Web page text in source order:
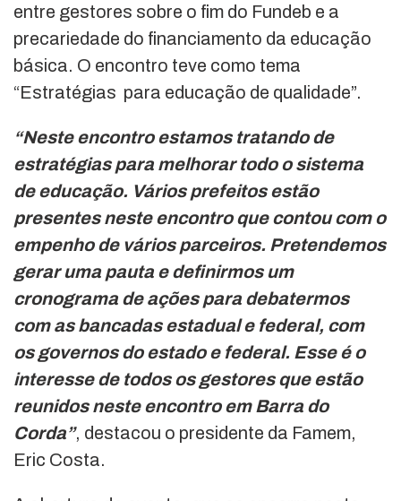
entre gestores sobre o fim do Fundeb e a
precariedade do financiamento da educação
básica. O encontro teve como tema
“Estratégias para educação de qualidade”.
“Neste encontro estamos tratando de
estratégias para melhorar todo o sistema
de educação. Vários prefeitos estão
presentes neste encontro que contou com o
empenho de vários parceiros. Pretendemos
gerar uma pauta e definirmos um
cronograma de ações para debatermos
com as bancadas estadual e federal, com
os governos do estado e federal. Esse é o
interesse de todos os gestores que estão
reunidos neste encontro em Barra do
Corda”, destacou o presidente da Famem,
Eric Costa.